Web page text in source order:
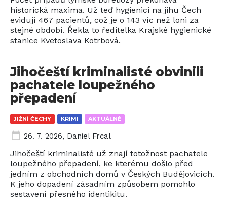
historická maxima. Už teď hygienici na jihu Čech
evidují 467 pacientů, což je o 143 víc než loni za
stejné období. Řekla to ředitelka Krajské hygienické
stanice Kvetoslava Kotrbová.
JIŽNÍ ČECHY KRIMI AKTUÁLNĚ
Jihočeští kriminalisté obvinili
pachatele loupežného
přepadení
26. 7. 2026, Daniel Frcal
Jihočeští kriminalisté už znají totožnost pachatele
loupežného přepadení, ke kterému došlo před
jedním z obchodních domů v Českých Budějovicích.
K jeho dopadení zásadním způsobem pomohlo
sestavení přesného identikitu.